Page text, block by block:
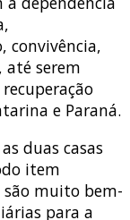
convivência,
até serem
e Paraná.
duas casas
item
muito bem-
para a